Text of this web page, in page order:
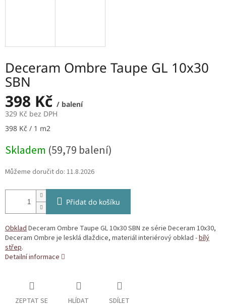
Deceram Ombre Taupe GL 10x30
SBN
398 Kč / balení
329 Kč bez DPH
Měrná
398 Kč / 1 m2
Skladem (59,79 balení)
Můžeme doručit do: 11.8.2026
Přidat do košíku
ObkladDeceram Ombre Taupe GL 10x30 SBN ze série Deceram 10x30,
Deceram Ombre je lesklá dlaždice, materiál interiérový obklad -bílý
střep.
Detailní informace
ZEPTAT SE HLÍDAT SDÍLET